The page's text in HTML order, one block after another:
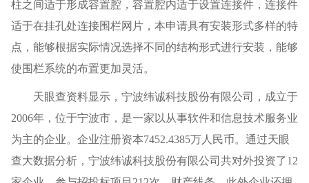
柱之间适于形成容置腔，容置腔内适于设置连接件，连接件
适于在挂孔处连接围栏网片，本申请具有安装形式多样的特
点，能够根据实际情况选择不同的结构形式进行安装，能够
使围栏系统的布置更加灵活。
天眼查资料显示，宁波纬诚科技股份有限公司，成立于
2006年，位于宁波市，是一家以从事软件和信息技术服务业
为主的企业。企业注册资本7452.4385万人民币。通过天眼
查大数据分析，宁波纬诚科技股份有限公司共对外投资了12